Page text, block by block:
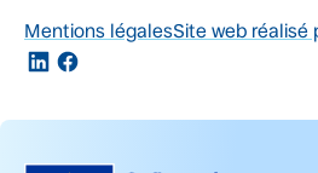
Mentions légalesSite web réalisé